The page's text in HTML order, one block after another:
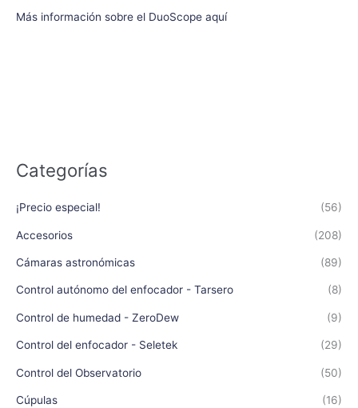
Categorías
¡Precio especial! (56)
Accesorios (208)
Cámaras astronómicas (89)
Control autónomo del enfocador - Tarsero (8)
Control de humedad - ZeroDew (9)
Control del enfocador - Seletek (29)
Control del Observatorio (50)
Cúpulas (16)
Más información sobre el DuoScope aquí